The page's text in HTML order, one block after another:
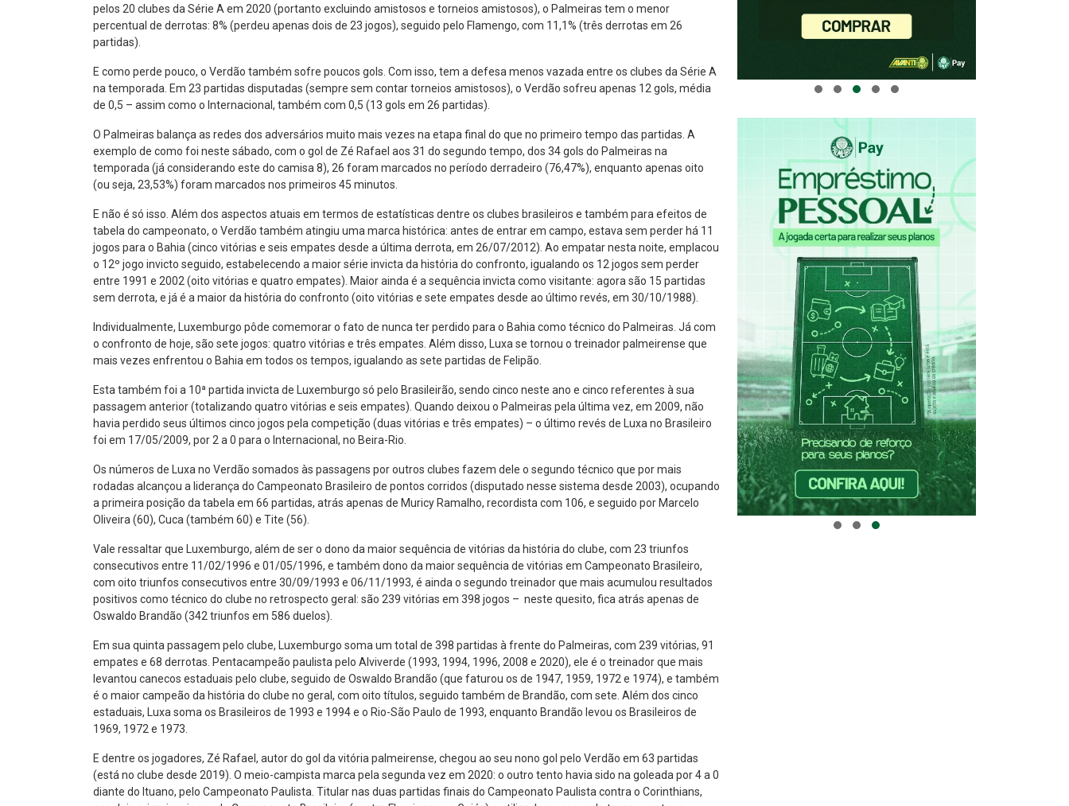
pelos 20 clubes da Série A em 2020 (portanto excluindo amistosos e torneios amistosos), o Palmeiras tem o menor
percentual de derrotas: 8% (perdeu apenas dois de 23 jogos), seguido pelo Flamengo, com 11,1% (três derrotas em 26
partidas).
E como perde pouco, o Verdão também sofre poucos gols. Com isso, tem a defesa menos vazada entre os clubes da Série A
na temporada. Em 23 partidas disputadas (sempre sem contar torneios amistosos), o Verdão sofreu apenas 12 gols, média
de 0,5 – assim como o Internacional, também com 0,5 (13 gols em 26 partidas).
O Palmeiras balança as redes dos adversários muito mais vezes na etapa final do que no primeiro tempo das partidas. A
exemplo de como foi neste sábado, com o gol de Zé Rafael aos 31 do segundo tempo, dos 34 gols do Palmeiras na
temporada (já considerando este do camisa 8), 26 foram marcados no período derradeiro (76,47%), enquanto apenas oito
(ou seja, 23,53%) foram marcados nos primeiros 45 minutos.
E não é só isso. Além dos aspectos atuais em termos de estatísticas dentre os clubes brasileiros e também para efeitos de
tabela do campeonato, o Verdão também atingiu uma marca histórica: antes de entrar em campo, estava sem perder há 11
jogos para o Bahia (cinco vitórias e seis empates desde a última derrota, em 26/07/2012). Ao empatar nesta noite, emplacou
o 12º jogo invicto seguido, estabelecendo a maior série invicta da história do confronto, igualando os 12 jogos sem perder
entre 1991 e 2002 (oito vitórias e quatro empates). Maior ainda é a sequência invicta como visitante: agora são 15 partidas
sem derrota, e já é a maior da história do confronto (oito vitórias e sete empates desde ao último revés, em 30/10/1988).
Individualmente, Luxemburgo pôde comemorar o fato de nunca ter perdido para o Bahia como técnico do Palmeiras. Já com
o confronto de hoje, são sete jogos: quatro vitórias e três empates. Além disso, Luxa se tornou o treinador palmeirense que
mais vezes enfrentou o Bahia em todos os tempos, igualando as sete partidas de Felipão.
Esta também foi a 10ª partida invicta de Luxemburgo só pelo Brasileirão, sendo cinco neste ano e cinco referentes à sua
passagem anterior (totalizando quatro vitórias e seis empates). Quando deixou o Palmeiras pela última vez, em 2009, não
havia perdido seus últimos cinco jogos pela competição (duas vitórias e três empates) – o último revés de Luxa no Brasileiro
foi em 17/05/2009, por 2 a 0 para o Internacional, no Beira-Rio.
Os números de Luxa no Verdão somados às passagens por outros clubes fazem dele o segundo técnico que por mais
rodadas alcançou a liderança do Campeonato Brasileiro de pontos corridos (disputado nesse sistema desde 2003), ocupando
a primeira posição da tabela em 66 partidas, atrás apenas de Muricy Ramalho, recordista com 106, e seguido por Marcelo
Oliveira (60), Cuca (também 60) e Tite (56).
Vale ressaltar que Luxemburgo, além de ser o dono da maior sequência de vitórias da história do clube, com 23 triunfos
consecutivos entre 11/02/1996 e 01/05/1996, e também dono da maior sequência de vitórias em Campeonato Brasileiro,
com oito triunfos consecutivos entre 30/09/1993 e 06/11/1993, é ainda o segundo treinador que mais acumulou resultados
positivos como técnico do clube no retrospecto geral: são 239 vitórias em 398 jogos – neste quesito, fica atrás apenas de
Oswaldo Brandão (342 triunfos em 586 duelos).
Em sua quinta passagem pelo clube, Luxemburgo soma um total de 398 partidas à frente do Palmeiras, com 239 vitórias, 91
empates e 68 derrotas. Pentacampeão paulista pelo Alviverde (1993, 1994, 1996, 2008 e 2020), ele é o treinador que mais
levantou canecos estaduais pelo clube, seguido de Oswaldo Brandão (que faturou os de 1947, 1959, 1972 e 1974), e também
é o maior campeão da história do clube no geral, com oito títulos, seguido também de Brandão, com sete. Além dos cinco
estaduais, Luxa soma os Brasileiros de 1993 e 1994 e o Rio-São Paulo de 1993, enquanto Brandão levou os Brasileiros de
1969, 1972 e 1973.
E dentre os jogadores, Zé Rafael, autor do gol da vitória palmeirense, chegou ao seu nono gol pelo Verdão em 63 partidas
(está no clube desde 2019). O meio-campista marca pela segunda vez em 2020: o outro tento havia sido na goleada por 4 a 0
diante do Ituano, pelo Campeonato Paulista. Titular nas duas partidas finais do Campeonato Paulista contra o Corinthians,